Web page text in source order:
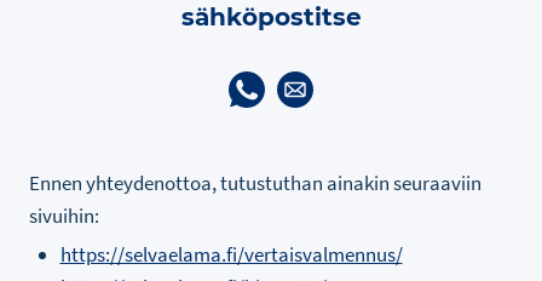
sähköpostitse
Ennen yhteydenottoa, tutustuthan ainakin seuraaviin
sivuihin:
https://selvaelama.fi/vertaisvalmennus/